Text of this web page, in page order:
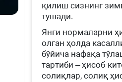
қилиш сизнинг
тушади.
Янги нормаларни
олган ҳолда
бўйича нафақа
тартиби – ҳисоб-
солиқлар, солиқ